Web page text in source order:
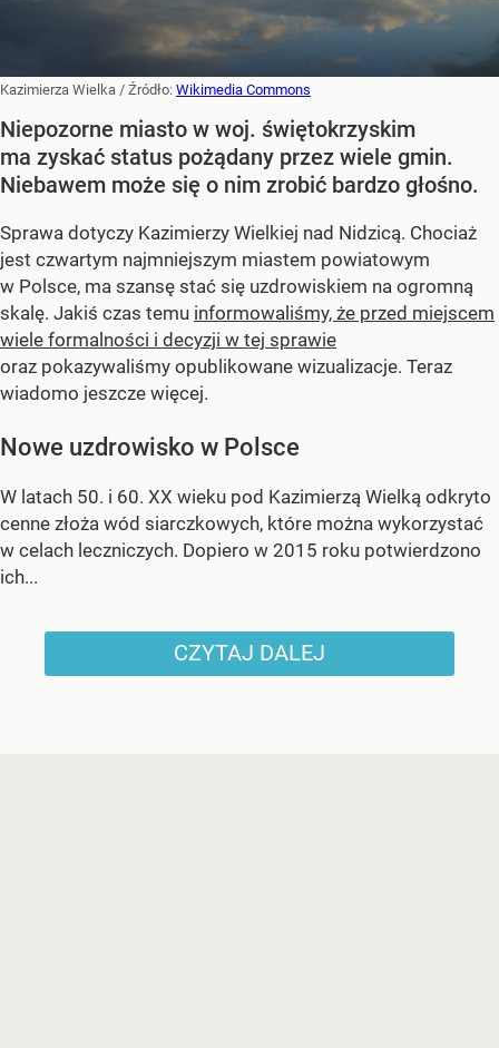
Kazimierza Wielka / Źródło: Wikimedia Commons
Niepozorne miasto w woj. świętokrzyskim
ma zyskać status pożądany przez wiele gmin.
Niebawem może się o nim zrobić bardzo głośno.
Sprawa dotyczy Kazimierzy Wielkiej nad Nidzicą. Chociaż
jest czwartym najmniejszym miastem powiatowym
w Polsce, ma szansę stać się uzdrowiskiem na ogromną
skalę. Jakiś czas temu informowaliśmy, że przed miejscem
wiele formalności i decyzji w tej sprawie
oraz pokazywaliśmy opublikowane wizualizacje. Teraz
wiadomo jeszcze więcej.
Nowe uzdrowisko w Polsce
W latach 50. i 60. XX wieku pod Kazimierzą Wielką odkryto
cenne złoża wód siarczkowych, które można wykorzystać
w celach leczniczych. Dopiero w 2015 roku potwierdzono
ich...
CZYTAJ DALEJ